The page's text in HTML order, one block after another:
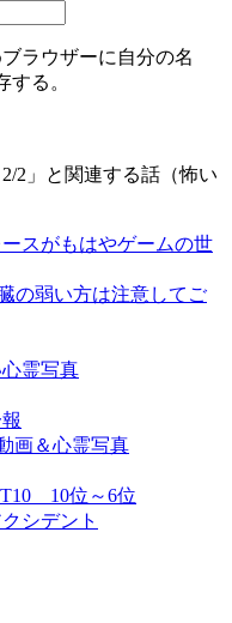
ラウザーに自分の名
る。
2」と関連する話（怖い
スがもはやゲームの世
の弱い方は注意してご
霊写真
画＆心霊写真
10位～6位
シデント